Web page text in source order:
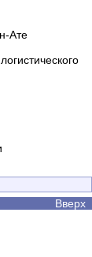
Ате
Вверх